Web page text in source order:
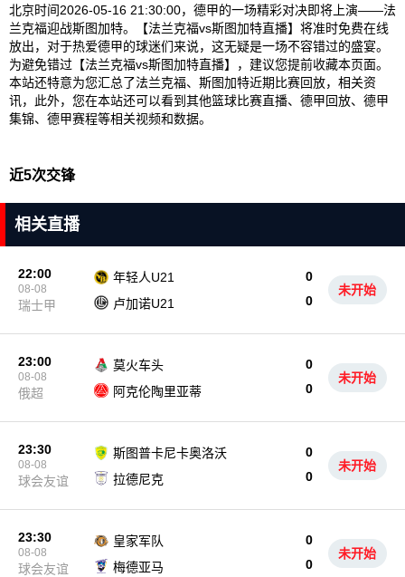
北京时间2026-05-16 21:30:00，德甲的一场精彩对决即将上演——法
兰克福迎战斯图加特。【法兰克福vs斯图加特直播】将准时免费在线
放出，对于热爱德甲的球迷们来说，这无疑是一场不容错过的盛宴。
为避免错过【法兰克福vs斯图加特直播】，建议您提前收藏本页面。
本站还特意为您汇总了法兰克福、斯图加特近期比赛回放，相关资
讯，此外，您在本站还可以看到其他篮球比赛直播、德甲回放、德甲
集锦、德甲赛程等相关视频和数据。
近5次交锋
相关直播
22:00
08-08
瑞士甲
年轻人U21
0
0
卢加诺U21
未开始
23:00
08-08
俄超
莫火车头
0
0
阿克伦陶里亚蒂
未开始
23:30
08-08
球会友谊
斯图普卡尼卡奥洛沃
0
0
拉德尼克
未开始
23:30
08-08
球会友谊
皇家军队
0
0
梅德亚马
未开始